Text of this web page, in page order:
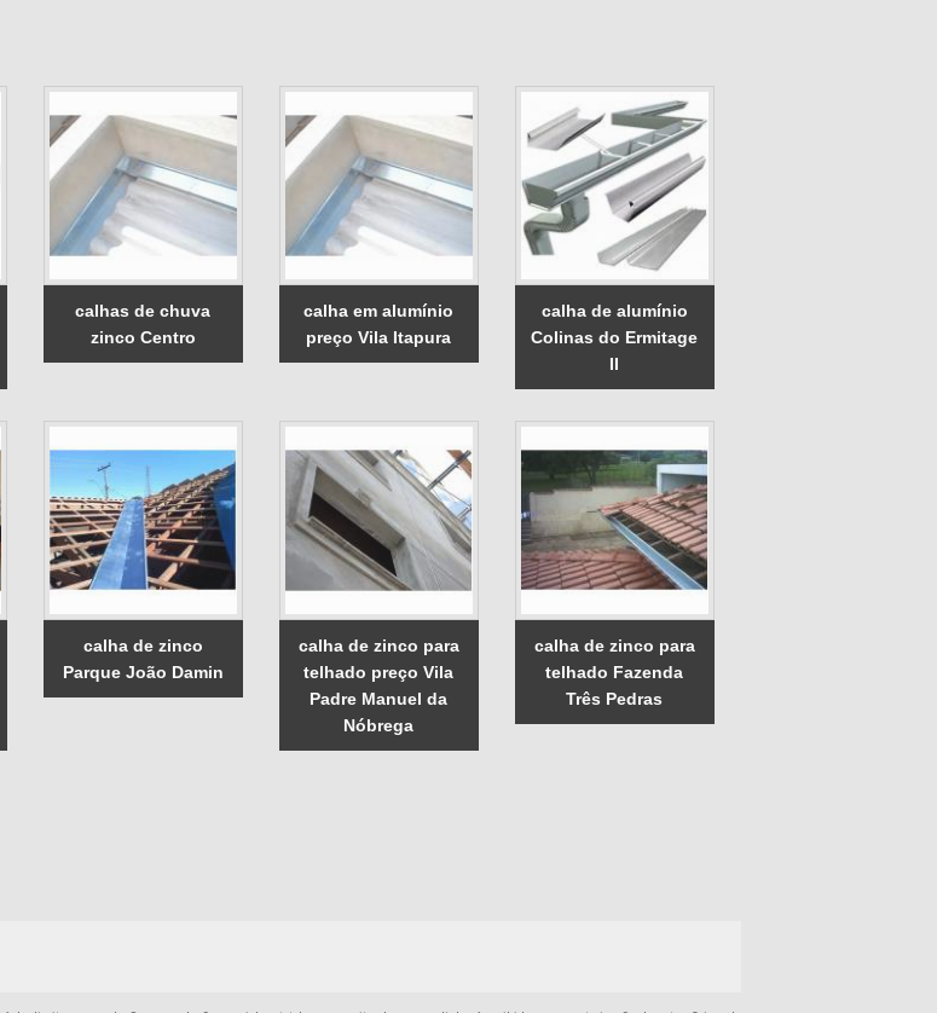
calhas de chuva
zinco Centro
calha em alumínio
preço Vila Itapura
calha de alumínio
Colinas do Ermitage
II
calha de zinco
Parque João Damin
calha de zinco para
telhado preço Vila
Padre Manuel da
Nóbrega
calha de zinco para
telhado Fazenda
Três Pedras